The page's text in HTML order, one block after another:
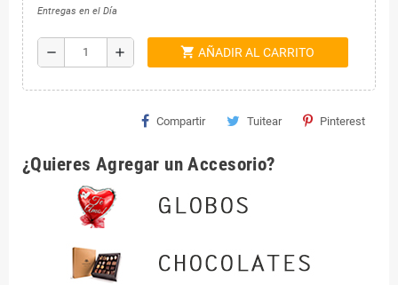
Entregas en el Día
remove add shopping_cart AÑADIR AL CARRITO
Compartir Tuitear Pinterest
¿Quieres Agregar un Accesorio?